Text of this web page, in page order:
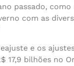
passado,
com as
e os
17,9 bilhões no